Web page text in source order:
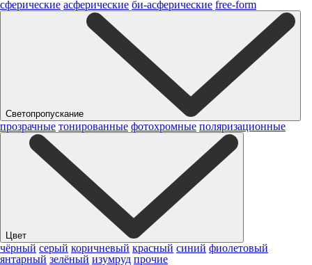
сферические асферические би-асферические free-form
Светопропускание
прозрачные тонированные фотохромные поляризационные
Цвет
чёрный серый коричневый красный синий фиолетовый
янтарный зелёный изумруд прочие